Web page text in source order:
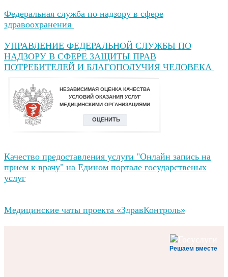
Федеральная служба по надзору в сфере
здравоохранения
УПРАВЛЕНИЕ ФЕДЕРАЛЬНОЙ СЛУЖБЫ ПО
НАДЗОРУ В СФЕРЕ ЗАЩИТЫ ПРАВ
ПОТРЕБИТЕЛЕЙ И БЛАГОПОЛУЧИЯ ЧЕЛОВЕКА
Качество предоставления услуги "Онлайн запись на
прием к врачу" на Едином портале государственых
услуг
Медицинские чаты проекта «ЗдравКонтроль»
Решаем вместе